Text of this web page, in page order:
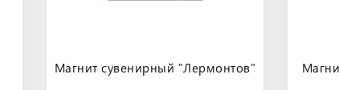
Магнит сувенирный "Лермонтов"